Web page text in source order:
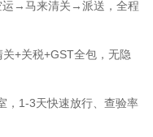
→马来清关→派送，全程
+关税+GST全包，无隐
，1-3天快速放行、查验率